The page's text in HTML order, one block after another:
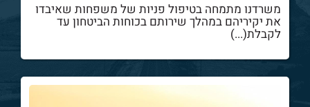
משרדנו מתמחה בטיפול פניות של משפחות שאיבדו
את יקיריהם במהלך שירותם בכוחות הביטחון עד
לקבלת(...)